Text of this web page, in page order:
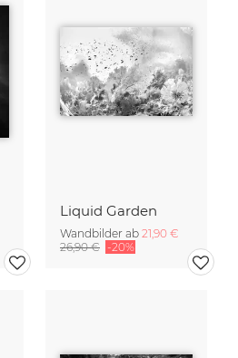
Liquid Garden
Wandbilder ab 21,90 €
26,90 € -20%